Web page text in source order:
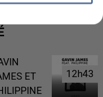
ET
12h43
12h43